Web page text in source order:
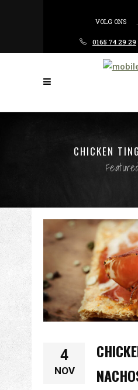
VOLG ONS
0165 74 29 29
CHICKEN
4
NOV